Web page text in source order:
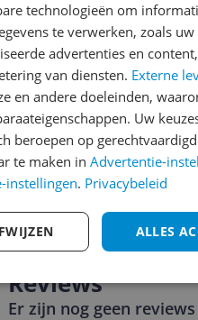
Reviews
Er zijn nog geen
technologieën om
te verwerken, zoals
advertenties en
van diensten. Externe
en andere doeleinden,
Uw
beroepen op
te maken in Advertentie-
instellingen. Privacybeleid
ALLES